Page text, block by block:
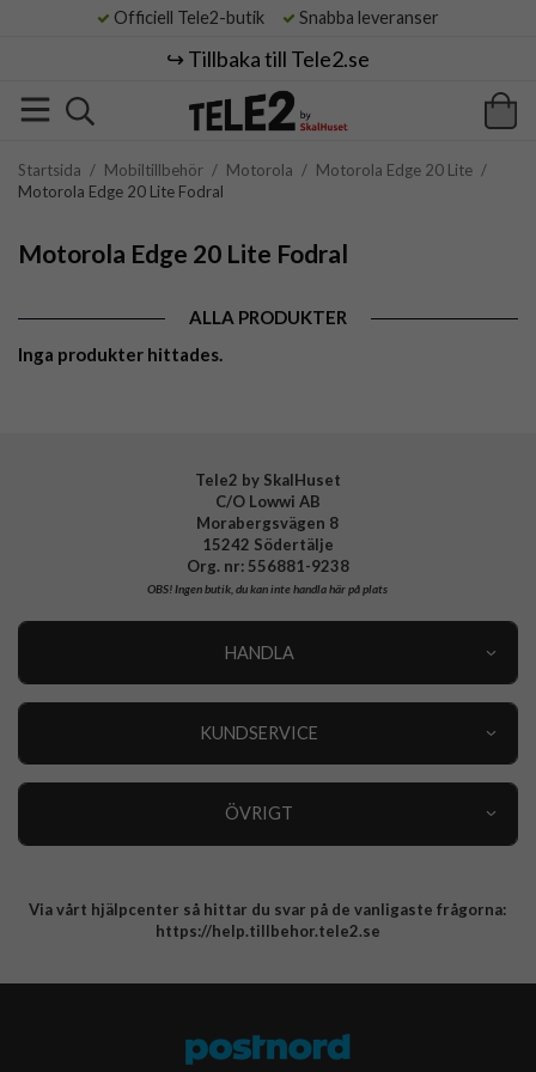
Officiell Tele2-butik Snabba leveranser
↪️ Tillbaka till Tele2.se
Startsida / Mobiltillbehör / Motorola / Motorola Edge 20 Lite /
Motorola Edge 20 Lite Fodral
Motorola Edge 20 Lite Fodral
ALLA PRODUKTER
Inga produkter hittades.
Tele2 by SkalHuset
C/O Lowwi AB
Morabergsvägen 8
15242 Södertälje
Org. nr: 556881-9238
OBS!Ingen butik, du kan inte handla här på plats
HANDLA
KUNDSERVICE
ÖVRIGT
Integritetspolicy
Via vårt hjälpcenter så hittar du svar på de vanligaste frågorna:
https://help.tillbehor.tele2.se